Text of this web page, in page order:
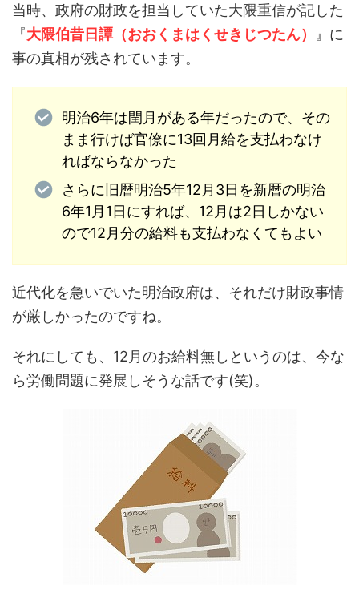
当時、政府の財政を担当していた大隈重信が記した
『大隈伯昔日譚（おおくまはくせきじつたん）
』に
事の真相が残されています。
明治6年は閏月がある年だったので、その
まま行けば官僚に13回月給を支払わなけ
ればならなかった
さらに旧暦明治5年12月3日を新暦の明治
6年1月1日にすれば、12月は2日しかない
ので12月分の給料も支払わなくてもよい
近代化を急いでいた明治政府は、それだけ財政事情
が厳しかったのですね。
それにしても、12月のお給料無しというのは、今な
ら労働問題に発展しそうな話です(笑)。